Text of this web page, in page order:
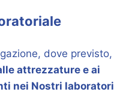
dove previsto,
attrezzature e ai
nei Nostri laboratori